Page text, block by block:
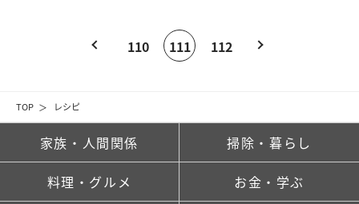
TOP レシピ
110 111 112
家族・人間関係 掃除・暮らし
料理・グルメ お金・学ぶ